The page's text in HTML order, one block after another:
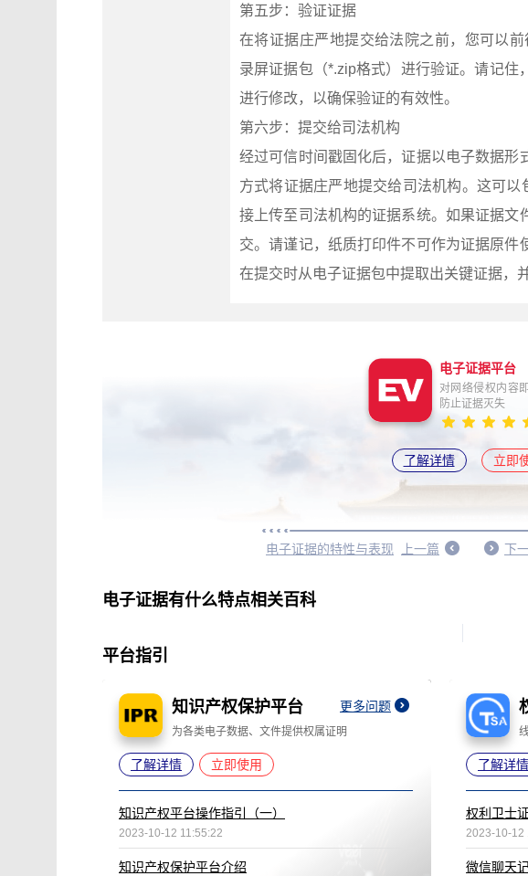
第五步：验证证据
在将证据庄严地提交给法院之前，您可以
录屏证据包（*.zip格式）进行验证。请记
进行修改，以确保验证的有效性。
第六步：提交给司法机构
经过可信时间戳固化后，证据以电子数据形
方式将证据庄严地提交给司法机构。这可
接上传至司法机构的证据系统。如果证据文
交。请谨记，纸质打印件不可作为证据原
在提交时从电子证据包中提取出关键证据，
电子证据平台
对网络侵权内容
防止证据灭失
了解详情 立即
电子证据的特性与表现 上一篇 下
电子证据有什么特点相关百科
平台指引
知识产权保护平台 更多问题
为各类电子数据、文件提供权属证明
了解详情 立即使用
知识产权平台操作指引（一）
2023-10-12 11:55:22
知识产权保护平台介绍
了解详情
权利卫士
2023-10-12
微信聊天